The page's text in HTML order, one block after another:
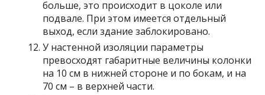
больше, это происходит в цоколе или
подвале. При этом имеется отдельный
выход, если здание заблокировано.
У настенной изоляции параметры
превосходят габаритные величины колонки
на 10 см в нижней стороне и по бокам, и на
70 см – в верхней части.